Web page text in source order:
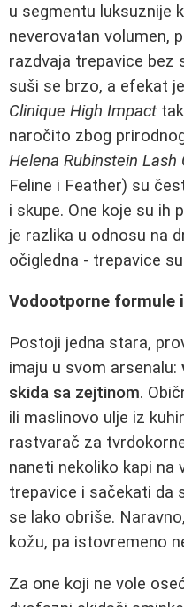
u segmentu luksuznije
neverovatan volumen,
razdvaja trepavice bez
suši se brzo, a efekat
Clinique High Impact
naročito zbog
Helena Rubinstein Lash
Feline i Feather) su
i skupe. One koje su ih
je razlika u odnosu na
očigledna - trepavice
Vodootporne formule
Postoji jedna stara,
imaju u svom arsenalu:
skida sa zejtinom.
ili maslinovo ulje iz
rastvarač za
naneti nekoliko kapi na
trepavice i sačekati da
se lako obriše.
kožu, pa istovremeno
Za one koji ne vole